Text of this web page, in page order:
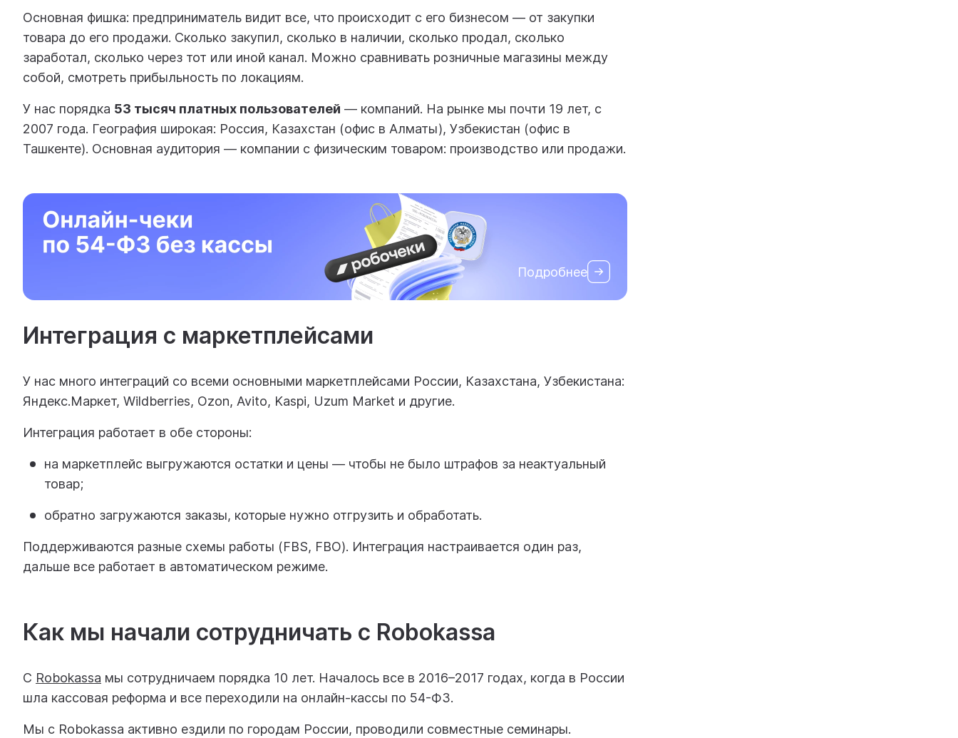
Основная фишка: предприниматель видит все, что происходит с его бизнесом — от закупки
товара до его продажи. Сколько закупил, сколько в наличии, сколько продал, сколько
заработал, сколько через тот или иной канал. Можно сравнивать розничные магазины между
собой, смотреть прибыльность по локациям.
У нас порядка 53 тысяч платных пользователей — компаний. На рынке мы почти 19 лет, с
2007 года. География широкая: Россия, Казахстан (офис в Алматы), Узбекистан (офис в
Ташкенте). Основная аудитория — компании с физическим товаром: производство или продажи.
Подробнее
Интеграция с маркетплейсами
У нас много интеграций со всеми основными маркетплейсами России, Казахстана, Узбекистана:
Яндекс.Маркет, Wildberries, Ozon, Avito, Kaspi, Uzum Market и другие.
Интеграция работает в обе стороны:
на маркетплейс выгружаются остатки и цены — чтобы не было штрафов за неактуальный
товар;
обратно загружаются заказы, которые нужно отгрузить и обработать.
Поддерживаются разные схемы работы (FBS, FBO). Интеграция настраивается один раз,
дальше все работает в автоматическом режиме.
Как мы начали сотрудничать с Robokassa
С Robokassa мы сотрудничаем порядка 10 лет. Началось все в 2016–2017 годах, когда в России
шла кассовая реформа и все переходили на онлайн-кассы по 54-ФЗ.
Мы с Robokassa активно ездили по городам России, проводили совместные семинары.